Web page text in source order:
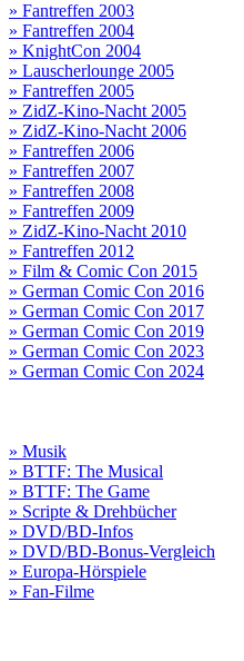
» Fantreffen 2003
» Fantreffen 2004
» KnightCon 2004
» Lauscherlounge 2005
» Fantreffen 2005
» ZidZ-Kino-Nacht 2005
» ZidZ-Kino-Nacht 2006
» Fantreffen 2006
» Fantreffen 2007
» Fantreffen 2008
» Fantreffen 2009
» ZidZ-Kino-Nacht 2010
» Fantreffen 2012
» Film & Comic Con 2015
» German Comic Con 2016
» German Comic Con 2017
» German Comic Con 2019
» German Comic Con 2023
» German Comic Con 2024
» Musik
» BTTF: The Musical
» BTTF: The Game
» Scripte & Drehbücher
» DVD/BD-Infos
» DVD/BD-Bonus-Vergleich
» Europa-Hörspiele
» Fan-Filme